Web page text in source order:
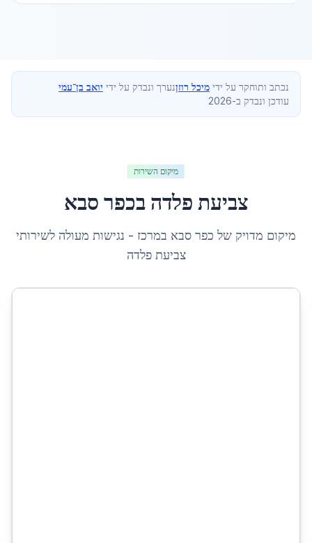
נכתב ותוחקר על ידי מיכל רוזןנערך ונבדק על ידי יואב בן־עמי
עודכן ונבדק ב-2026
מיקום השירות
צביעת פלדה בכפר סבא
מיקום מדויק של כפר סבא במרכז - נגישות מעולה לשירותי
צביעת פלדה